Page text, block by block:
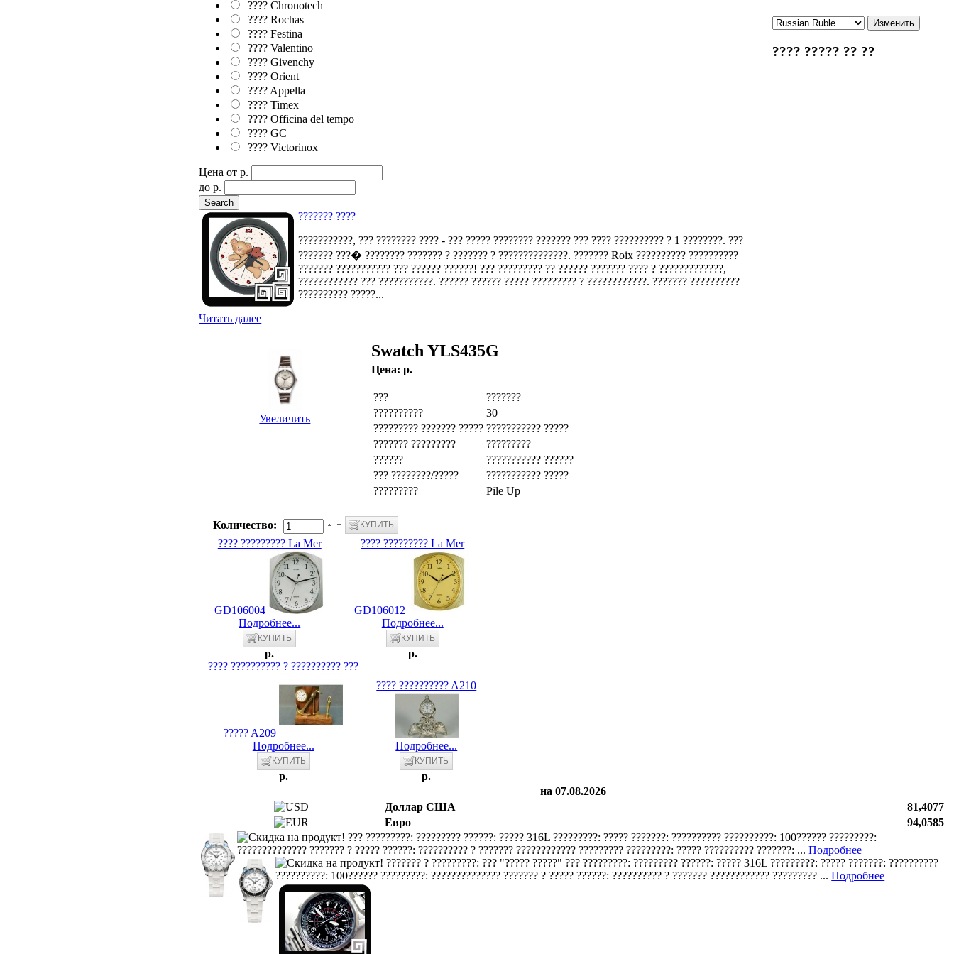
???? Chronotech
???? Rochas
???? Festina
???? Valentino
???? Givenchy
???? Orient
???? Appella
???? Timex
???? Officina del tempo
???? GC
???? Victorinox
Цена от p.
до p.
??????? ????
???????????, ??? ???????? ???? - ??? ????? ???????? ??????? ??? ???? ?????????? ? 1 ????????. ???
??????? ???� ???????? ??????? ? ??????? ? ??????????????. ??????? Roix ?????????? ??????????
??????? ??????????? ??? ?????? ??????! ??? ????????? ?? ?????? ??????? ???? ? ?????????????,
???????????? ??? ???????????. ?????? ?????? ????? ????????? ? ????????????. ??????? ??????????
?????????? ?????...
Читать далее
Увеличить
Swatch YLS435G
Цена: p.
???
???????
??????????
30
????????? ??????? ????? ??????????? ?????
??????? ?????????
?????????
??????
??????????? ??????
??? ????????/?????
??????????? ?????
?????????
Pile Up
Количество:
???? ????????? La Mer
GD106004
Подробнее...
p.
???? ????????? La Mer
GD106012
Подробнее...
p.
???? ?????????? ? ?????????? ???
????? A209
Подробнее...
p.
???? ?????????? A210
Подробнее...
p.
???? ????? ?? ??
на 07.08.2026
Доллар США
81,4077
Евро
94,0585
??? ?????????: ????????? ??????: ????? 316L ?????????: ????? ???????: ?????????? ??????????: 100?????? ?????????:
?????????????? ??????? ? ????? ??????: ?????????? ? ??????? ???????????? ????????? ?????????: ????? ?????????? ???????: ... Подробнее
??????? ? ?????????: ??? "????? ?????" ??? ?????????: ????????? ??????: ????? 316L ?????????: ????? ???????: ??????????
??????????: 100?????? ?????????: ?????????????? ??????? ? ????? ??????: ?????????? ? ??????? ???????????? ????????? ... Подробнее